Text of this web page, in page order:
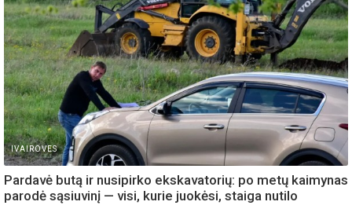
IVAIROVES
Pardavė butą ir nusipirko ekskavatorių: po metų kaimynas
parodė sąsiuvinį — visi, kurie juokėsi, staiga nutilo